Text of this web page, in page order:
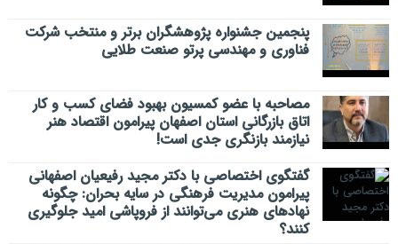
پنجمین جشنواره پژوهشگران برتر و منتخب شرکت
فناوری و مهندسی پرتو صنعت طلایی
مصاحبه با عضو کمسیون بهبود فضای کسب و کار
اتاق بازرگانی استان اصفهان پیرامون اقتصاد هنر
نیازمند بازنگری جدی است!
گفتگوی اختصاصی با دکتر مجید رفیعیان اصفهانی
پیرامون مدیریت فرهنگی در سایه بحران: چگونه
نهادهای هنری می‌توانند از فروپاشی امید جلوگیری
کنند؟